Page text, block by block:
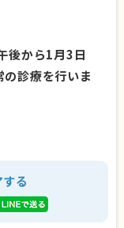
後から1月3日
診療を行いま
る